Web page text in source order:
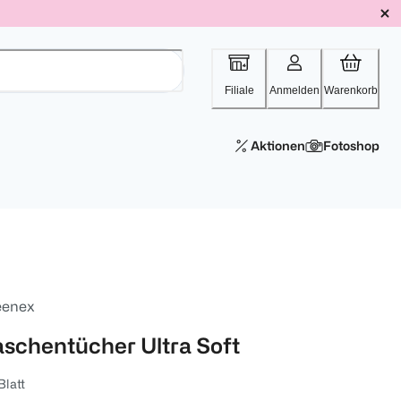
Filiale Anmelden Warenkorb
Aktionen Fotoshop
Ultra Soft